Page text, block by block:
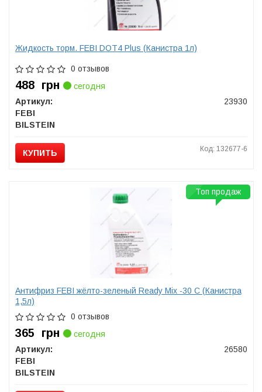
Жидкость торм. FEBI DOT4 Plus (Канистра 1л)
0 отзывов
488 грн
сегодня
Артикул:
23930
FEBI
BILSTEIN
КУПИТЬ Код: 132677-6
Антифриз FEBI жёлто-зеленый Ready Mix -30 C (Канистра
1,5л)
0 отзывов
365 грн
сегодня
Артикул:
26580
FEBI
BILSTEIN
Топ продаж